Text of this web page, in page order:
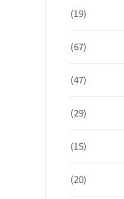
(19)
(67)
(47)
(29)
(15)
(20)